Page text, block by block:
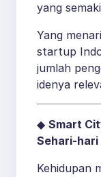
yang
Yang
startup
jumlah
idenya
◆ Smart
Sehari-hari
Kehidupan